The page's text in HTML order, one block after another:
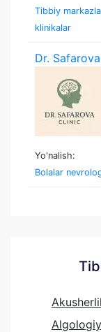
Tibbiy
klinikalar
Dr.
Yo'nalish:
Bolalar